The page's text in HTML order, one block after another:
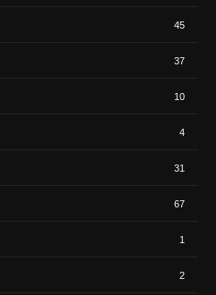
45
37
10
4
31
67
1
2